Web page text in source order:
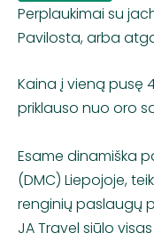
Perplaukimai su
Pavilosta, arba
Kaina į vieną pusę
priklauso nuo oro
Esame dinamiška
(DMC) Liepojoje,
renginių paslaugų
JA Travel siūlo